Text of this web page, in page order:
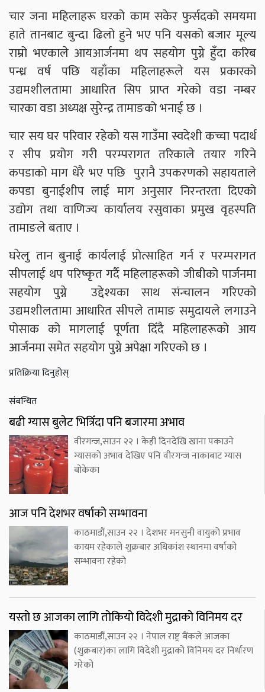
चार जना महिलाहरू घरको काम सकेर फुर्सदको समयमा
हाते तानबाट बुन्दा ढिलो हुने भए पनि यसको बजार मूल्य
राम्रो भएकाले आयआर्जनमा थप सहयोग पुग्ने हुँदा करिब
पन्ध्र वर्ष पछि यहाँका महिलाहरूले यस प्रकारको
उद्यमशीलतामा आधारित सिप प्राप्त गरेको वडा नम्बर
चारका वडा अध्यक्ष सुरेन्द्र तामाङको भनाई छ ।
चार सय घर परिवार रहेको यस गाउँमा स्वदेशी कच्चा पदार्थ
र सीप प्रयोग गरी परम्परागत तरिकाले तयार गरिने
कपडाको माग धेरै भए पछि पुरानै उपकरणको सहायताले
कपडा बुनाईशीप लाई माग अनुसार निरन्तरता दिएको
उद्योग तथा वाणिज्य कार्यालय रसुवाका प्रमुख वृहस्पति
तामाङले बताए ।
घरेलु तान बुनाई कार्यलाई प्रोत्साहित गर्न र परम्परागत
सीपलाई थप परिष्कृत गर्दै महिलाहरूको जीबीको पार्जनमा
सहयोग पुग्ने उद्देश्यका साथ संन्चालन गरिएको
उद्यमशीलतामा आधारित सीपले तामाङ समुदायले लगाउने
पोसाक को मागलाई पूर्णता दिँदै महिलाहरूको आय
आर्जनमा समेत सहयोग पुग्ने अपेक्षा गरिएको छ ।
प्रतिक्रिया दिनुहोस्
संबन्धित
बढी ग्यास बुलेट भित्रिँदा पनि बजारमा अभाव
वीरगन्ज,साउन २२ । केही दिनदेखि खाना पकाउने
ग्यासको अभाव देखिए पनि वीरगन्ज नाकाबाट ग्यास
बोकेका
आज पनि देशभर वर्षाको सम्भावना
काठमाडौं,साउन २२ । देशभर मनसुनी वायुको प्रभाव
कायम रहेकाले शुक्रबार अधिकांश स्थानमा वर्षाको
सम्भावना रहेको
यस्तो छ आजका लागि तोकियो विदेशी मुद्राको विनिमय दर
काठमाडौं,साउन २२ । नेपाल राष्ट्र बैंकले आजका
(शुक्रबार)का लागि विदेशी मुद्राको विनिमय दर निर्धारण
गरेको